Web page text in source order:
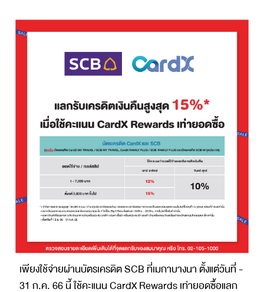
เพียงใช้จ่ายผ่านบัตรเครดิต SCB ที่เมกาบางนา ตั้งแต่วันที่ -
31 ก.ค. 66 นี้ ใช้คะแนน CardX Rewards เท่ายอดซื้อแลก